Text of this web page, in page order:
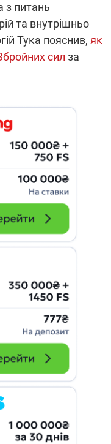
з питань
та внутрішньо
Тука пояснив, як
сил за